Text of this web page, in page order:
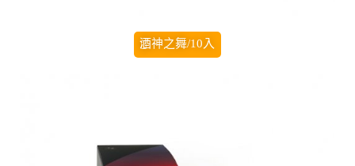
酒神之舞/10入